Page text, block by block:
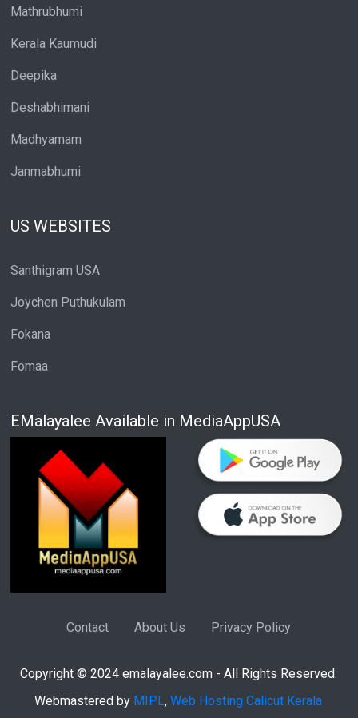
Mathrubhumi
Kerala Kaumudi
Deepika
Deshabhimani
Madhyamam
Janmabhumi
US WEBSITES
Santhigram USA
Joychen Puthukulam
Fokana
Fomaa
EMalayalee Available in MediaAppUSA
Contact About Us Privacy Policy
Copyright © 2024 emalayalee.com - All Rights Reserved.
Webmastered by MIPL, Web Hosting Calicut Kerala